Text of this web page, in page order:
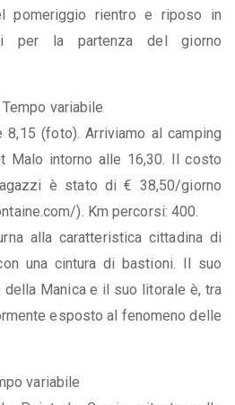
pomeriggio rientro e riposo in
per la partenza del giorno
Tempo variabile
8,15 (foto). Arriviamo al camping
Malo intorno alle 16,30. Il costo
è stato di € 38,50/giorno
). Km percorsi: 400.
alla caratteristica cittadina di
una cintura di bastioni. Il suo
Manica e il suo litorale è, tra
esposto al fenomeno delle
variabile